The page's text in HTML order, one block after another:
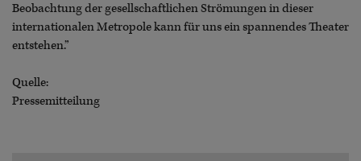
Beobachtung der gesellschaftlichen Strömungen in dieser
internationalen Metropole kann für uns ein spannendes Theater
entstehen.”
Quelle:
Pressemitteilung